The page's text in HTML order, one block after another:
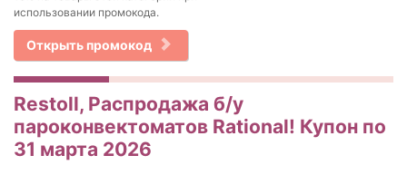
использовании промокода.
Открыть промокод
Restoll, Распродажа б/у
пароконвектоматов Rational! Купон по
31 марта 2026